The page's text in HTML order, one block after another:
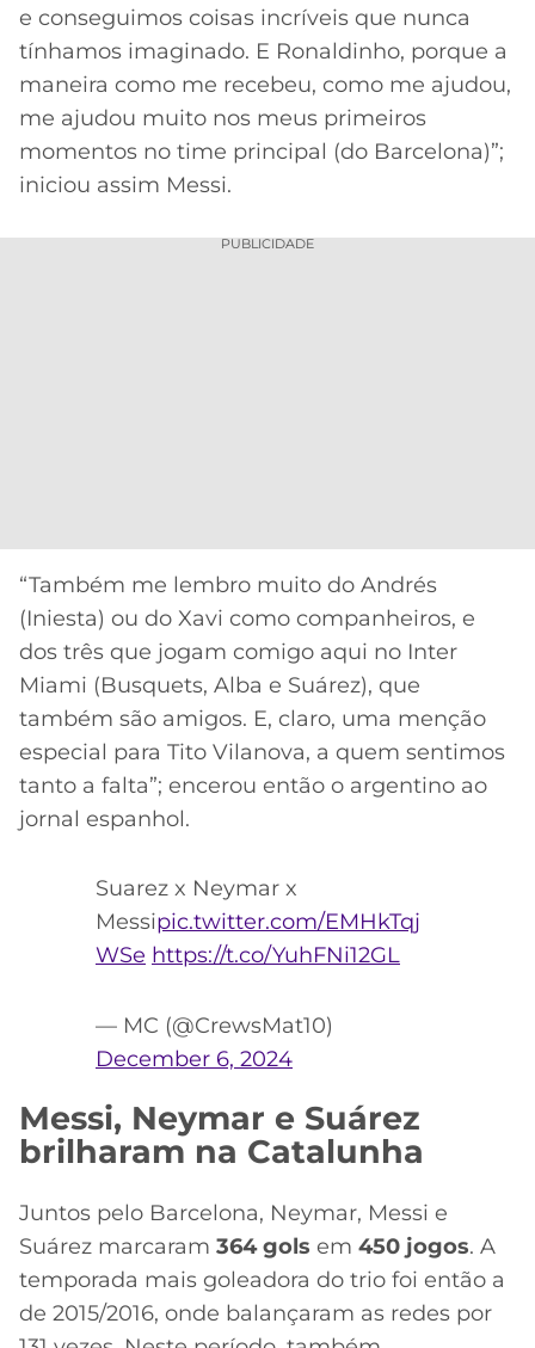
e conseguimos coisas incríveis que nunca
tínhamos imaginado. E Ronaldinho, porque a
maneira como me recebeu, como me ajudou,
me ajudou muito nos meus primeiros
momentos no time principal (do Barcelona)”;
iniciou assim Messi.
PUBLICIDADE
“Também me lembro muito do Andrés
(Iniesta) ou do Xavi como companheiros, e
dos três que jogam comigo aqui no Inter
Miami (Busquets, Alba e Suárez), que
também são amigos. E, claro, uma menção
especial para Tito Vilanova, a quem sentimos
tanto a falta”; encerou então o argentino ao
jornal espanhol.
Suarez x Neymar x
Messipic.twitter.com/EMHkTqj
WSe https://t.co/YuhFNi12GL
— MC (@CrewsMat10)
December 6, 2024
Messi, Neymar e Suárez
brilharam na Catalunha
Juntos pelo Barcelona, Neymar, Messi e
Suárez marcaram 364 gols em 450 jogos. A
temporada mais goleadora do trio foi então a
de 2015/2016, onde balançaram as redes por